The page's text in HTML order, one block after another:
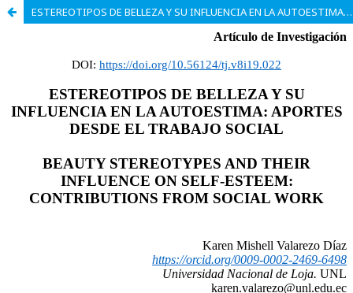
ESTEREOTIPOS DE BELLEZA Y SU INFLUENCIA EN LA AUTOESTIMA: APORTES DESDE EL TRABAJO SOCIAL